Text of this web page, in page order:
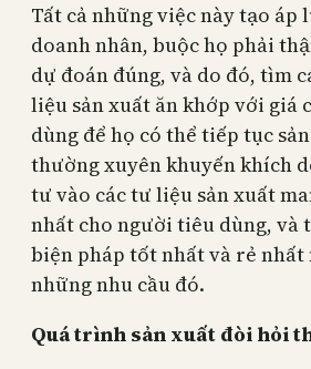
Tất cả những việc này tạo áp
doanh nhân, buộc họ phải
dự đoán đúng, và do đó, tìm
liệu sản xuất ăn khớp với giá
dùng để họ có thể tiếp tục
thường xuyên khuyến khích
tư vào các tư liệu sản xuất
nhất cho người tiêu dùng, và
biện pháp tốt nhất và rẻ nhất
những nhu cầu đó.
Quá trình sản xuất đòi hỏi